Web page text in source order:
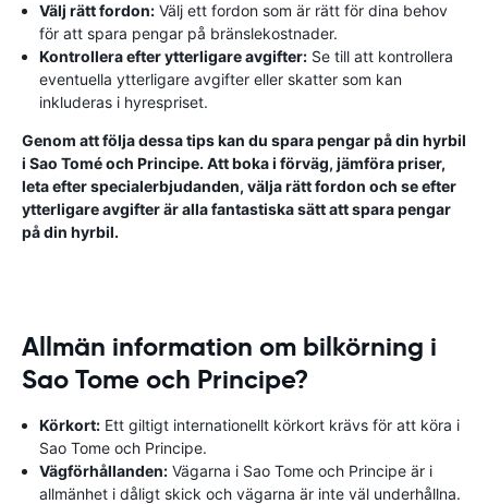
Välj rätt fordon: Välj ett fordon som är rätt för dina behov
för att spara pengar på bränslekostnader.
Kontrollera efter ytterligare avgifter: Se till att kontrollera
eventuella ytterligare avgifter eller skatter som kan
inkluderas i hyrespriset.
Genom att följa dessa tips kan du spara pengar på din hyrbil
i Sao Tomé och Principe. Att boka i förväg, jämföra priser,
leta efter specialerbjudanden, välja rätt fordon och se efter
ytterligare avgifter är alla fantastiska sätt att spara pengar
på din hyrbil.
Allmän information om bilkörning i
Sao Tome och Principe?
Körkort: Ett giltigt internationellt körkort krävs för att köra i
Sao Tome och Principe.
Vägförhållanden: Vägarna i Sao Tome och Principe är i
allmänhet i dåligt skick och vägarna är inte väl underhållna.